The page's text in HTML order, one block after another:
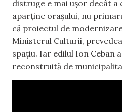
distruge e mai ușor decât a
aparține orașului, nu
că proiectul de
Ministerul Culturii,
spațiu. Iar edilul Ion Ceban
reconstruită de